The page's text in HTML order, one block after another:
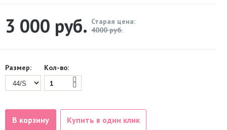
3 000 руб. Старая цена:
4000 руб.
Размер: Кол-во:
В корзину Купить в один клик